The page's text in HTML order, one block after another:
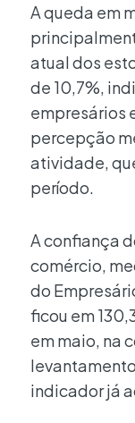
A queda em
atual dos
de 10,7%,
empresários
percepção
atividade,
período.
A confiança
comércio,
do
ficou em
em maio, na
indicador já